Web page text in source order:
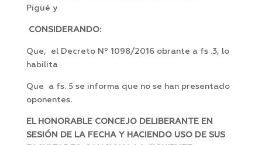
Pigüé y
CONSIDERANDO:
Que, el Decreto Nº 1098/2016 obrante a fs .3, lo
habilita
Que a fs. 5 se informa que no se han presentado
oponentes.
EL HONORABLE CONCEJO DELIBERANTE EN
SESIÓN DE LA FECHA Y HACIENDO USO DE SUS